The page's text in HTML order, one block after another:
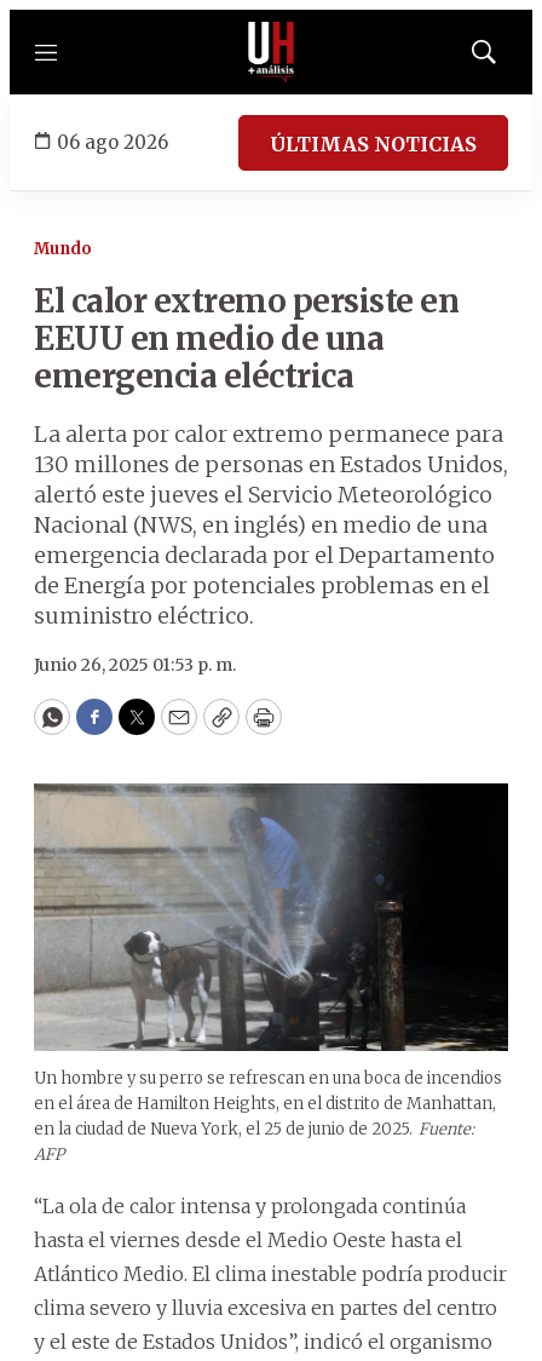
Menú
Mostrar
06 ago 2026 ÚLTIMAS NOTICIAS
Mundo
El calor extremo persiste en
EEUU en medio de una
emergencia eléctrica
La alerta por calor extremo permanece para
130 millones de personas en Estados Unidos,
alertó este jueves el Servicio Meteorológico
Nacional (NWS, en inglés) en medio de una
emergencia declarada por el Departamento
de Energía por potenciales problemas en el
suministro eléctrico.
Junio 26, 2025 01:53 p. m.
WhatsApp
Facebook
Twitter
EmailCopyPrint
Un hombre y su perro se refrescan en una boca de incendios
en el área de Hamilton Heights, en el distrito de Manhattan,
en la ciudad de Nueva York, el 25 de junio de 2025. Fuente:
AFP
“La ola de calor intensa y prolongada continúa
hasta el viernes desde el Medio Oeste hasta el
Atlántico Medio. El clima inestable podría producir
clima severo y lluvia excesiva en partes del centro
y el este de Estados Unidos”, indicó el organismo